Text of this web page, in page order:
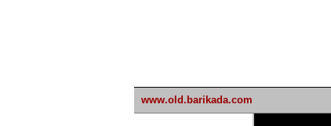
www.old.barikada.com